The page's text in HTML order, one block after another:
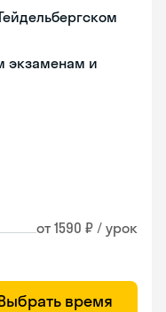
экзаменам и
от 1590 ₽ / урок
время